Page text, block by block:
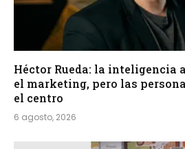
Héctor Rueda: la inteligencia
el marketing, pero las
el centro
6 agosto, 2026